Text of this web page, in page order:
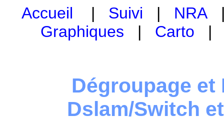
Accueil | Suivi | NRA
Graphiques | Carto
Dégroupage et
Dslam/Switch